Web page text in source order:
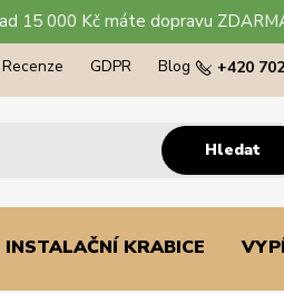
15 000 Kč máte dopravu
Recenze GDPR Blog
Hledat
+420
INSTALAČNÍ KRABICE